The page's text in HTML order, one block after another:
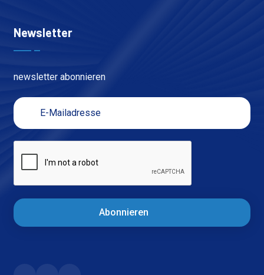
Newsletter
newsletter abonnieren
Abonnieren